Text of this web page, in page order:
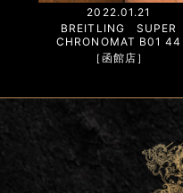
2022.01.21
BREITLING SUPER
CHRONOMAT B01 44
［函館店］